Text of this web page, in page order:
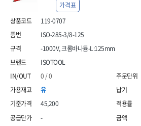
- 롱노우즈
- 스냅링플라이어
- 그룹조인트플라이어
- 케이블커터
- 바이스플라이어
- 옵셋렌치
- 공구함세트
- 콤비네이션렌치
- 라쳇콤비네이션렌치
119-0707
ISOTOOL
0 / 0
유
45,200
-
ISO-285-3/8-125
-1000V, 크롬바나듐-L:125mm
가격표